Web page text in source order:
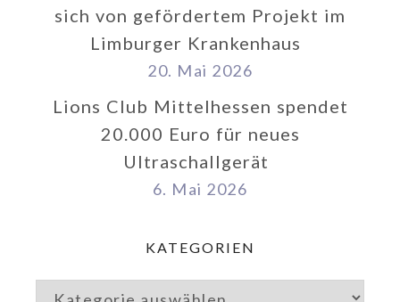
sich von gefördertem Projekt im
Limburger Krankenhaus
20. Mai 2026
Lions Club Mittelhessen spendet
20.000 Euro für neues
Ultraschallgerät
6. Mai 2026
KATEGORIEN